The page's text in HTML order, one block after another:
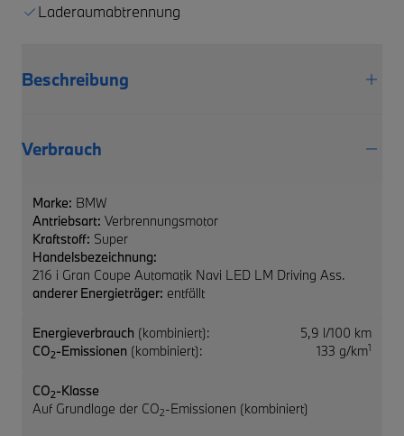
Laderaumabtrennung
Beschreibung
Verbrauch
Marke: BMW
Antriebsart: Verbrennungsmotor
Kraftstoff: Super
Handelsbezeichnung:
216 i Gran Coupe Automatik Navi LED LM Driving Ass.
anderer Energieträger: entfällt
Energieverbrauch (kombiniert):
5,9 l/100 km
CO2-Emissionen (kombiniert): 133 g/km1
CO2-Klasse
Auf Grundlage der CO2-Emissionen (kombiniert)